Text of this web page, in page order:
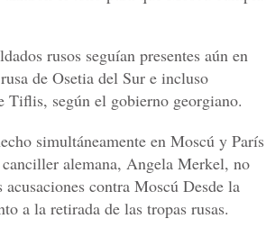
rusos seguían presentes aún en
de Osetia del Sur e incluso
Tiflis, según el gobierno georgiano.
simultáneamente en Moscú y París
alemana, Angela Merkel, no
contra Moscú Desde la
a la retirada de las tropas rusas.